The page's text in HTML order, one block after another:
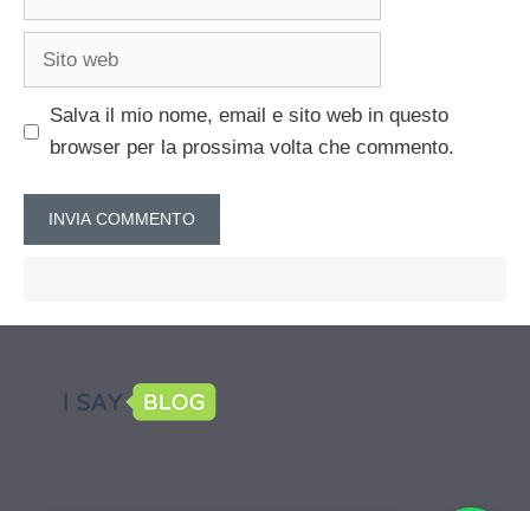
Sito
Salva il mio nome, email e sito web in questo
browser per la prossima volta che commento.